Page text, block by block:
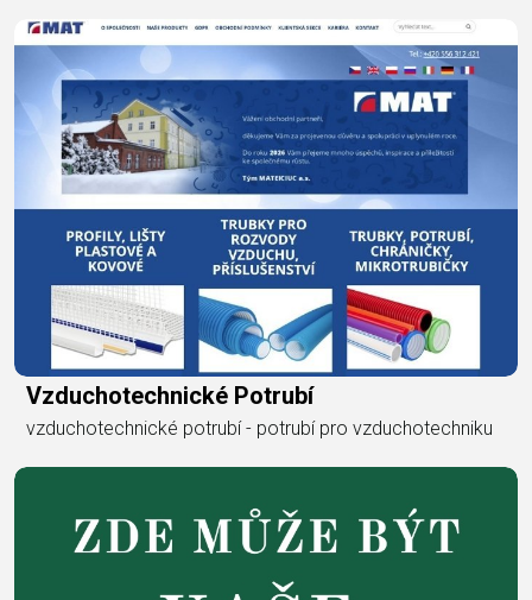
Vzduchotechnické Potrubí
vzduchotechnické potrubí - potrubí pro vzduchotechniku